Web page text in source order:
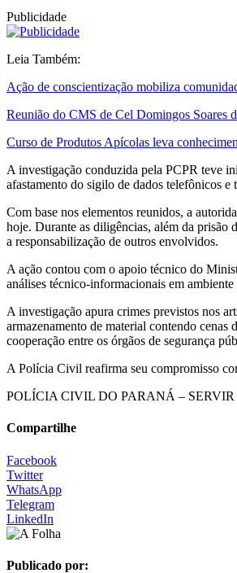
Publicidade
Leia Também:
Ação de conscientização mobiliza
Reunião do CMS de Cel Domingos Soares
Curso de Produtos Apícolas leva
A investigação conduzida pela PCPR teve
afastamento do sigilo de dados telefônicos
Com base nos elementos reunidos, a
hoje. Durante as diligências, além da prisão
a responsabilização de outros envolvidos.
A ação contou com o apoio técnico do
análises técnico-informacionais em
A investigação apura crimes previstos nos
armazenamento de material contendo
cooperação entre os órgãos de segurança
A Polícia Civil reafirma seu compromisso
POLÍCIA CIVIL DO PARANÁ – SERVIR
Compartilhe
Facebook
Twitter
WhatsApp
Telegram
LinkedIn
Publicado por: